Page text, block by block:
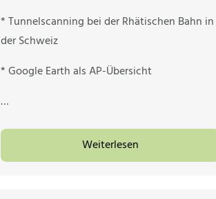
* Tunnelscanning bei der Rhätischen Bahn in
der Schweiz
* Google Earth als AP-Übersicht
…
Weiterlesen